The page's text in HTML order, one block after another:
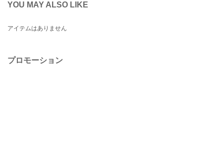
YOU MAY ALSO LIKE
アイテムはありません
プロモーション